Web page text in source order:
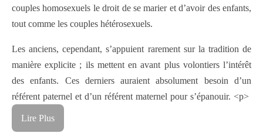
couples homosexuels le droit de se marier et d’avoir des enfants,
tout comme les couples hétérosexuels.
Les anciens, cependant, s’appuient rarement sur la tradition de
manière explicite ; ils mettent en avant plus volontiers l’intérêt
des enfants. Ces derniers auraient absolument besoin d’un
référent paternel et d’un référent maternel pour s’épanouir. <p>
Lire Plus